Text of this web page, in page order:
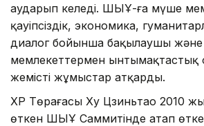
аударып келеді. ШЫҰ-ға мүше
қауіпсіздік, экономика,
диалог бойынша бақылаушы және
мемлекеттермен ынтымақтастық
жемісті жұмыстар атқарды.
ҚХР Төрағасы Ху Цзиньтао 2010
өткен ШЫҰ Саммитінде атап